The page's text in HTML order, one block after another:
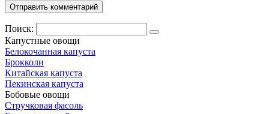
Поиск:
Капустные овощи
Белокочанная капуста
Брокколи
Китайская капуста
Пекинская капуста
Бобовые овощи
Стручковая фасоль